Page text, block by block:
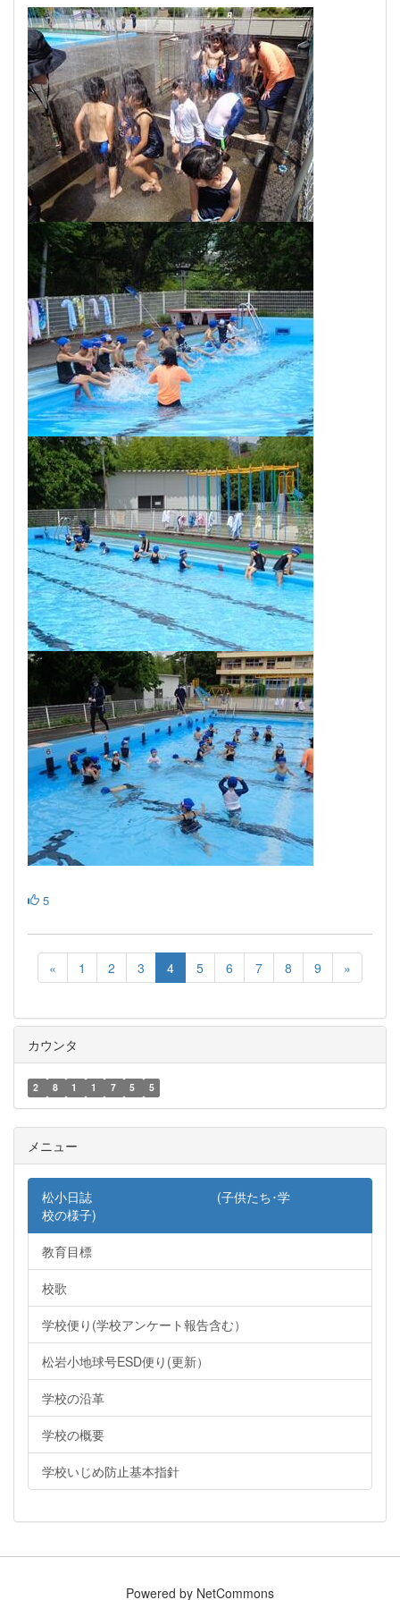
5
« 1 2 3 4 5 6 7 8 9 »
カウンタ
2 8 1 1 7 5 5
メニュー
松小日誌 (子供たち･学
校の様子)
教育目標
校歌
学校便り(学校アンケート報告含む）
松岩小地球号ESD便り(更新）
学校の沿革
学校の概要
学校いじめ防止基本指針
Powered by NetCommons